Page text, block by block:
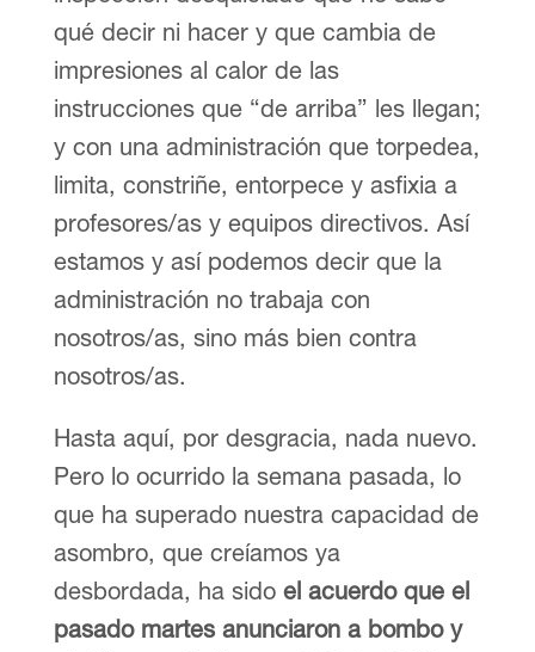
qué decir ni hacer y que cambia de
impresiones al calor de las
instrucciones que “de arriba” les llegan;
y con una administración que torpedea,
limita, constriñe, entorpece y asfixia a
profesores/as y equipos directivos. Así
estamos y así podemos decir que la
administración no trabaja con
nosotros/as, sino más bien contra
nosotros/as.
Hasta aquí, por desgracia, nada nuevo.
Pero lo ocurrido la semana pasada, lo
que ha superado nuestra capacidad de
asombro, que creíamos ya
desbordada, ha sido el acuerdo que el
pasado martes anunciaron a bombo y